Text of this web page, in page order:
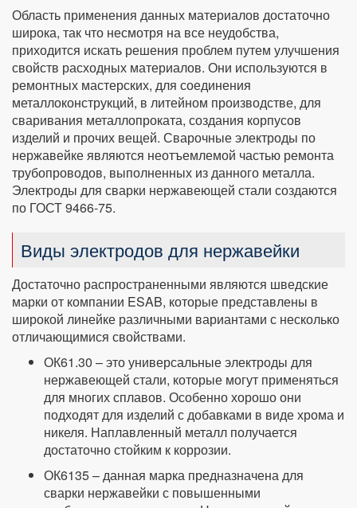
Область применения данных материалов достаточно
широка, так что несмотря на все неудобства,
приходится искать решения проблем путем улучшения
свойств расходных материалов. Они используются в
ремонтных мастерских, для соединения
металлоконструкций, в литейном производстве, для
сваривания металлопроката, создания корпусов
изделий и прочих вещей. Сварочные электроды по
нержавейке являются неотъемлемой частью ремонта
трубопроводов, выполненных из данного металла.
Электроды для сварки нержавеющей стали создаются
по ГОСТ 9466-75.
Виды электродов для нержавейки
Достаточно распространенными являются шведские
марки от компании ESAB, которые представлены в
широкой линейке различными вариантами с несколько
отличающимися свойствами.
ОК61.30 – это универсальные электроды для
нержавеющей стали, которые могут применяться
для многих сплавов. Особенно хорошо они
подходят для изделий с добавками в виде хрома и
никеля. Наплавленный металл получается
достаточно стойким к коррозии.
ОК6135 – данная марка предназначена для
сварки нержавейки с повышенными